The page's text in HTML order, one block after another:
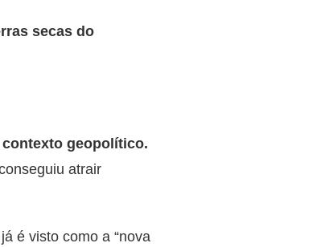
secas do
geopolítico.
atrair
é visto como a “nova